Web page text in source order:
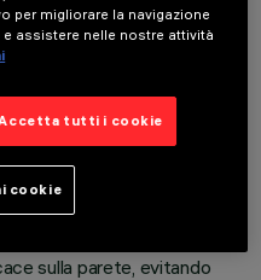
ad incasso per sorgenti
compatte del prodotto,
sulla parete, evitando
per migliorare la navigazione
assistere nelle nostre attività
tutti i cookie
cookie